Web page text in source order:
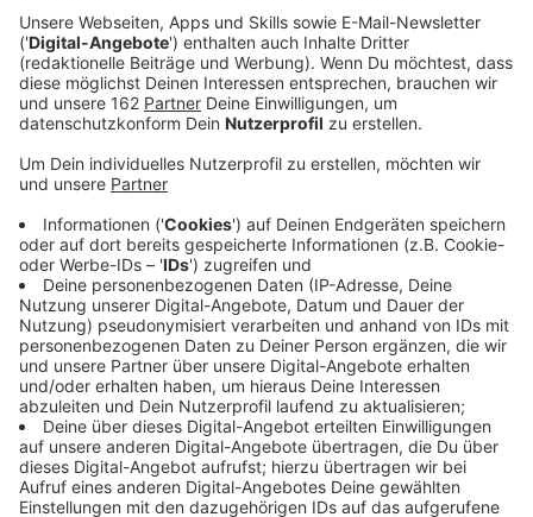
Anzeige
Haiti jetzt ihre Einsatzstelle erreicht. Auf der Insel Les
18tausend Menschen waren hier von dem Erdbeben
vor rund einer Woche betroffen. Viele hatte auch
schon vorher über Jahre keinen Arzt mehr gesehen.
Rund elf Tonnen Material musste erst per Schiff und
dann mit Fischerbooten zur schwer zugänglichen Insel
gebracht werden. Das Team sei hochmotiviert, so ein
Sprecher. Es freue sich, endlich helfen zu können.
Anzeige